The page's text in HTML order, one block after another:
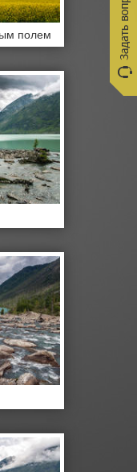
полем